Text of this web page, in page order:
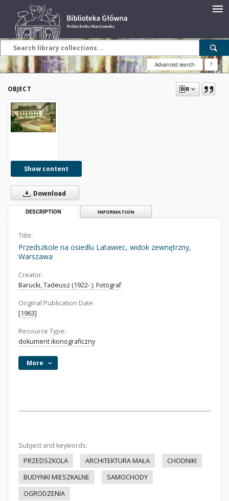
Advanced search ?
OBJECT
Show content
Download
DESCRIPTION INFORMATION
Title:
Przedszkole na osiedlu Latawiec, widok zewnętrzny,
Warszawa
Creator:
Barucki, Tadeusz (1922- ). Fotograf
Original Publication Date:
[1963]
Resource Type:
dokument ikonograficzny
More
Subject and keywords:
PRZEDSZKOLA
ARCHITEKTURA MAŁA
CHODNIKI
BUDYNKI MIESZKALNE
SAMOCHODY
OGRODZENIA